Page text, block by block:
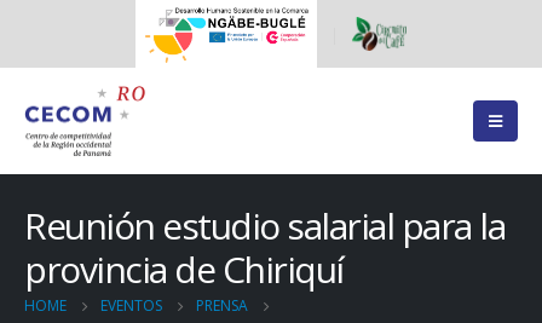
Reunión estudio salarial para la
provincia de Chiriquí
HOME EVENTOS
PRENSA